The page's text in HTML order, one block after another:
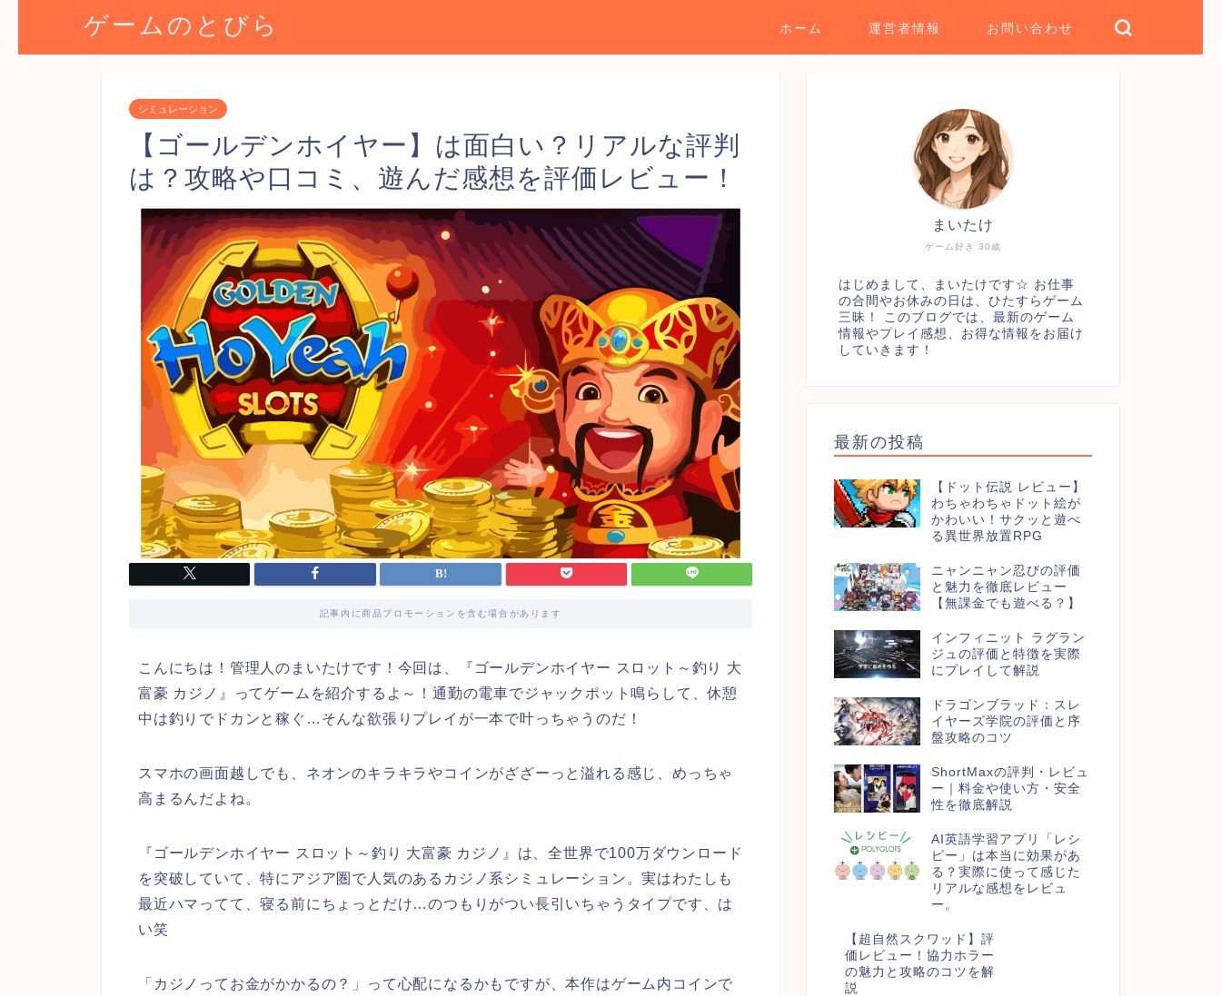
ゲームのとびら ホーム 運営者情報 お問い合わせ
シミュレーション
【ゴールデンホイヤー】は面白い？リアルな評判
は？攻略や口コミ、遊んだ感想を評価レビュー！
記事内に商品プロモーションを含む場合があります
こんにちは！管理人のまいたけです！今回は、『ゴールデンホイヤー スロット～釣り 大
富豪 カジノ』ってゲームを紹介するよ～！通勤の電車でジャックポット鳴らして、休憩
中は釣りでドカンと稼ぐ…そんな欲張りプレイが一本で叶っちゃうのだ！
スマホの画面越しでも、ネオンのキラキラやコインがざざーっと溢れる感じ、めっちゃ
高まるんだよね。
『ゴールデンホイヤー スロット～釣り 大富豪 カジノ』は、全世界で100万ダウンロード
を突破していて、特にアジア圏で人気のあるカジノ系シミュレーション。実はわたしも
最近ハマってて、寝る前にちょっとだけ…のつもりがつい長引いちゃうタイプです、は
い笑
「カジノってお金がかかるの？」って心配になるかもですが、本作はゲーム内コインで
ゲーム好き 30歳
まいたけ
はじめまして、まいたけです☆ お仕事
の合間やお休みの日は、ひたすらゲーム
三昧！ このブログでは、最新のゲーム
情報やプレイ感想、お得な情報をお届け
していきます！
最新の投稿
【ドット伝説 レビュー】
わちゃわちゃドット絵が
かわいい！サクッと遊べ
る異世界放置RPG
ニャンニャン忍びの評価
と魅力を徹底レビュー
【無課金でも遊べる？】
インフィニット ラグラン
ジュの評価と特徴を実際
にプレイして解説
ドラゴンブラッド：スレ
イヤーズ学院の評価と序
盤攻略のコツ
ShortMaxの評判・レビュ
ー｜料金や使い方・安全
性を徹底解説
AI英語学習アプリ「レシ
ピー」は本当に効果があ
る？実際に使って感じた
リアルな感想をレビュ
ー。
【超自然スクワッド】評
価レビュー！協力ホラー
の魅力と攻略のコツを解
説